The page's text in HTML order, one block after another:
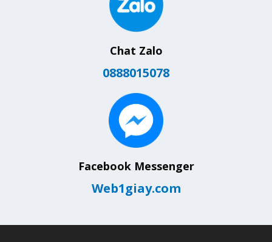
Chat Zalo
0888015078
Facebook Messenger
Web1giay.com